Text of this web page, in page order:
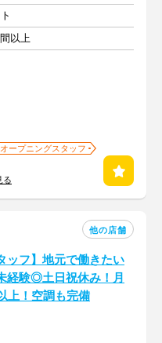
以上
オープニングスタッフ
る
他の店舗
ッフ】地元で働きたい
経験◎土日祝休み！月
上！空調も完備